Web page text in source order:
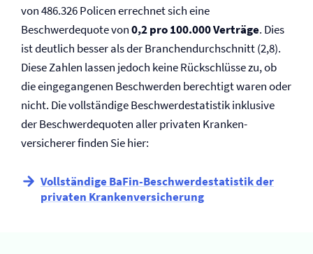
von 486.326 Policen errechnet sich eine
Beschwerdequote von0,2 pro 100.000 Verträge. Dies
ist deutlich besser als der Branchendurchschnitt (2,8).
Diese Zahlen lassen jedoch keine Rückschlüsse zu, ob
die eingegangenen Beschwerden berechtigt waren oder
nicht. Die vollständige Beschwerdestatistik inklusive
der Beschwerdequoten aller privaten Kranken­
versicherer finden Sie hier:
Vollständige BaFin-Beschwerdestatistik der
privaten Kranken­versicherung